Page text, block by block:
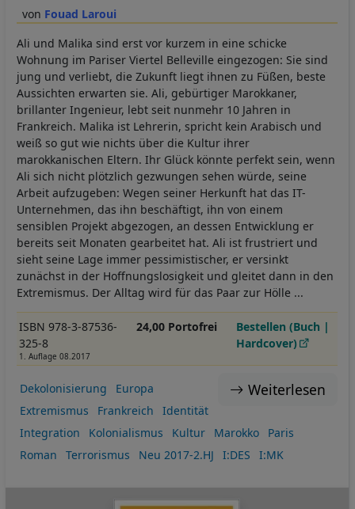
Fouad Laroui
Ali und Malika sind erst vor kurzem in eine schicke
Wohnung im Pariser Viertel Belleville eingezogen: Sie sind
jung und verliebt, die Zukunft liegt ihnen zu Füßen, beste
Aussichten erwarten sie. Ali, gebürtiger Marokkaner,
brillanter Ingenieur, lebt seit nunmehr 10 Jahren in
Frankreich. Malika ist Lehrerin, spricht kein Arabisch und
weiß so gut wie nichts über die Kultur ihrer
marokkanischen Eltern. Ihr Glück könnte perfekt sein, wenn
Ali sich nicht plötzlich gezwungen sehen würde, seine
Arbeit aufzugeben: Wegen seiner Herkunft hat das IT-
Unternehmen, das ihn beschäftigt, ihn von einem
sensiblen Projekt abgezogen, an dessen Entwicklung er
bereits seit Monaten gearbeitet hat. Ali ist frustriert und
sieht seine Lage immer pessimistischer, er versinkt
zunächst in der Hoffnungslosigkeit und gleitet dann in den
Extremismus. Der Alltag wird für das Paar zur Hölle ...
ISBN 978-3-87536-
325-8
1. Auflage 08.2017
24,00 Portofrei
Bestellen (Buch |
Hardcover)
Weiterlesen
Dekolonisierung
Europa
Extremismus
Frankreich
Identität
Integration
Kolonialismus Kultur Marokko
Paris
Roman
Terrorismus Neu 2017-2.HJ I:DES I:MK